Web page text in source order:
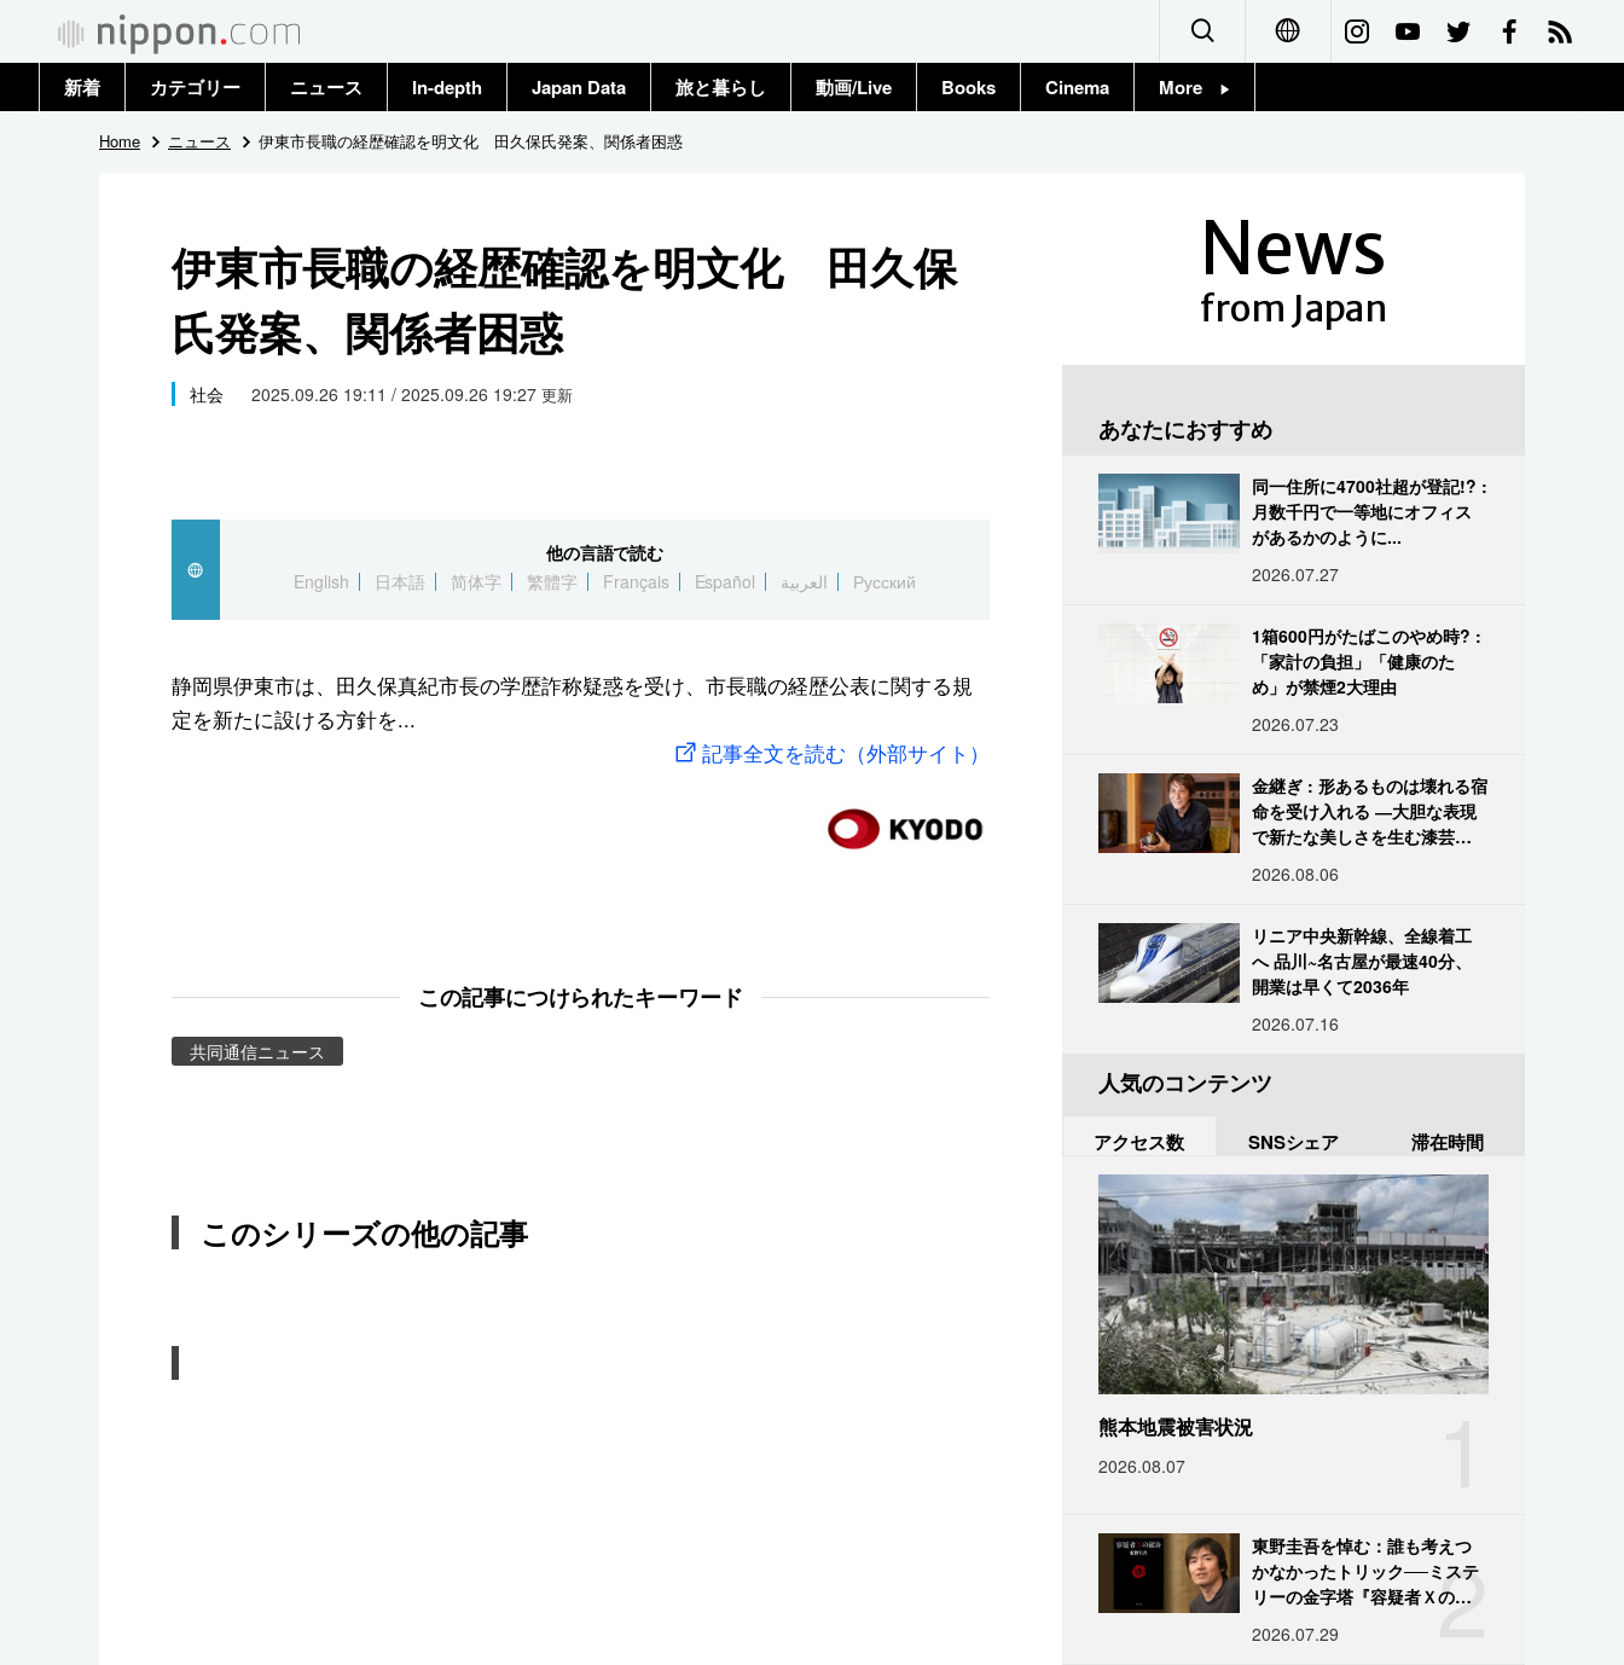
Français
新着 カテゴリー
政治・外交
国際
社会
文化
スポーツ・東京2020
ニュース
トップ
In-depth Japan Data 旅と暮らし 動画/Live Books Cinema More
Home ニュース 伊東市長職の経歴確認を明文化 田久保氏発案、関係者困惑
伊東市長職の経歴確認を明文化 田久保
氏発案、関係者困惑
社会 2025.09.26 19:11 / 2025.09.26 19:27 更新
他の言語で読む
English
日本語 简体字 繁體字 Français Español العربية Русский
静岡県伊東市は、田久保真紀市長の学歴詐称疑惑を受け、市長職の経歴公表に関する規
定を新たに設ける方針を...
記事全文を読む（外部サイト）
この記事につけられたキーワード
共同通信ニュース
このシリーズの他の記事
News
from Japan
あなたにおすすめ
同一住所に4700社超が登記!? :
月数千円で一等地にオフィス
があるかのように...
2026.07.27
1箱600円がたばこのやめ時? :
「家計の負担」「健康のた
め」が禁煙2大理由
2026.07.23
金継ぎ : 形あるものは壊れる宿
命を受け入れる ―大胆な表現
で新たな美しさを生む漆芸修
2026.08.06
リニア中央新幹線、全線着工
へ 品川~名古屋が最速40分、
開業は早くて2036年
2026.07.16
人気のコンテンツ
アクセス数 SNSシェア 滞在時間
熊本地震被害状況
2026.08.07
2
東野圭吾を悼む：誰も考えつ
かなかったトリック──ミステ
リーの金字塔『容疑者Ｘの献
2026.07.29